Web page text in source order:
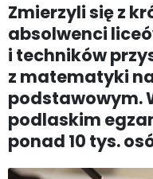
Zmierzyli się z
absolwenci
i techników
z matematyki
podstawowym.
podlaskim
ponad 10 tys.